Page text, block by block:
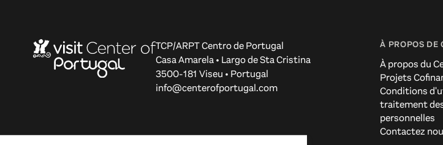
TCP/ARPT Centro de Portugal
Casa Amarela • Largo de Sta Cristina
3500-181 Viseu • Portugal
info@centerofportugal.com
À PROPOS DE
À propos du
Projets
Conditions
traitement
personnelles
Contactez